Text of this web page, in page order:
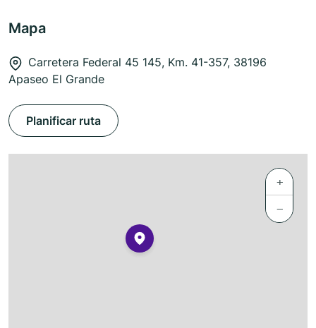
Mapa
Carretera Federal 45 145, Km. 41-357, 38196
Apaseo El Grande
Planificar ruta
+
−